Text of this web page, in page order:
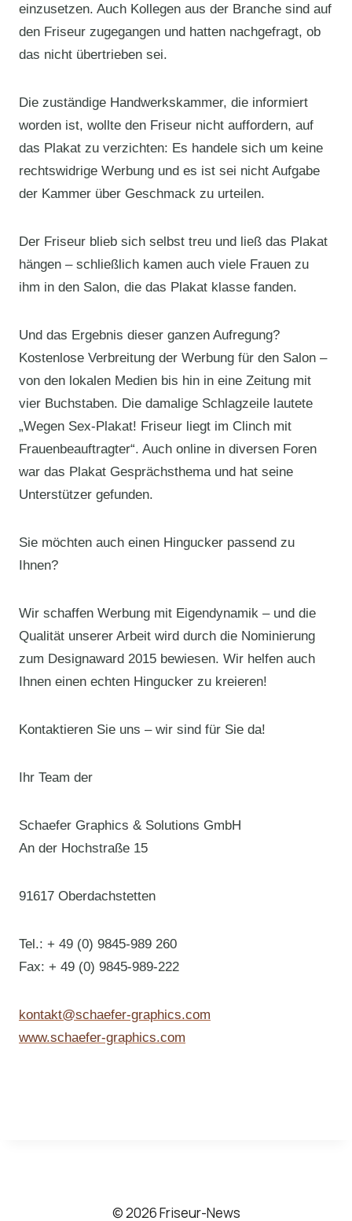
einzusetzen. Auch Kollegen aus der Branche sind auf
den Friseur zugegangen und hatten nachgefragt, ob
das nicht übertrieben sei.
Die zuständige Handwerkskammer, die informiert
worden ist, wollte den Friseur nicht auffordern, auf
das Plakat zu verzichten: Es handele sich um keine
rechtswidrige Werbung und es ist sei nicht Aufgabe
der Kammer über Geschmack zu urteilen.
Der Friseur blieb sich selbst treu und ließ das Plakat
hängen – schließlich kamen auch viele Frauen zu
ihm in den Salon, die das Plakat klasse fanden.
Und das Ergebnis dieser ganzen Aufregung?
Kostenlose Verbreitung der Werbung für den Salon –
von den lokalen Medien bis hin in eine Zeitung mit
vier Buchstaben. Die damalige Schlagzeile lautete
„Wegen Sex-Plakat! Friseur liegt im Clinch mit
Frauenbeauftragter“. Auch online in diversen Foren
war das Plakat Gesprächsthema und hat seine
Unterstützer gefunden.
Sie möchten auch einen Hingucker passend zu
Ihnen?
Wir schaffen Werbung mit Eigendynamik – und die
Qualität unserer Arbeit wird durch die Nominierung
zum Designaward 2015 bewiesen. Wir helfen auch
Ihnen einen echten Hingucker zu kreieren!
Kontaktieren Sie uns – wir sind für Sie da!
Ihr Team der
Schaefer Graphics & Solutions GmbH
An der Hochstraße 15
91617 Oberdachstetten
Tel.: + 49 (0) 9845-989 260
Fax: + 49 (0) 9845-989-222
kontakt@schaefer-graphics.com
www.schaefer-graphics.com
© 2026 Friseur-News